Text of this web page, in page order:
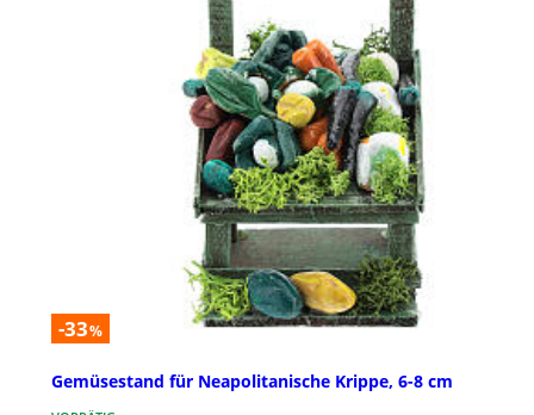
-33%
Gemüsestand für Neapolitanische Krippe, 6-8 cm